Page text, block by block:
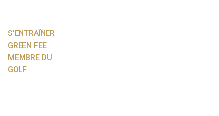
S’ENTRAÎNER
GREEN FEE
MEMBRE DU
GOLF